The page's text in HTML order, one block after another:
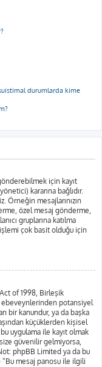
durumlarda kime
için kayıt
kararına bağlıdır.
Örneğin mesajlarınızın
özel mesaj gönderme,
gruplarına katılma
işlemi çok basit olduğu için
of 1998, Birleşik
ebeveynlerinden potansiyel
bir kanundur, ya da başka
küçüklerden kişisel
uygulama ile kayıt olmak
güvenilir gelmiyorsa,
phpBB Limited ya da bu
mesaj panosu ile ilgili